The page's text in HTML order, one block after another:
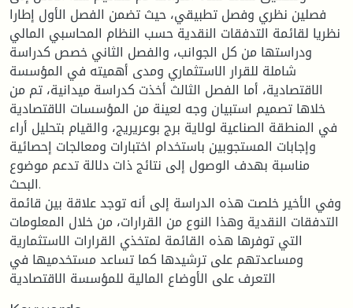
فصلين نظري وفصل تطبيقي، حيث تضمن الفصل الأول إطارا
نظريا لقائمة التدفقات النقدية حسب النظام المحاسبي المالي
ودراستها من كل الجوانب، والفصل الثاني خصص كدراسة
شاملة للقرار الاستثماري ومدى أهميته في المؤسسة
الاقتصادية، أما الفصل الثالث أخذت كدراسة ميدانية، تم من
خلاها تصميم استبيان وجه لعينة من المؤسسات الاقتصادية
في المنطقة الصناعية لولاية برج بوعريريج، والقيام بتحليل أراء
وإجابات المستجوبين باستخدام اختبارات ومعالجات إحصائية
مناسبة بهدف الوصول إلى نتائج ذات دلالة تدعم موضوع
البحث.
وفي الأخير خلصت هذه الدراسة إلى أنه توجد علاقة بين قائمة
التدفقات النقدية وهذا النوع من القرارات، من خلال المعلومات
التي توفرها هذه القائمة لمتخذي القرارات الاستثمارية
ومساعدتهم على ترشيدها كما تساعد مستخدميها في
التعرف على الأوضاع المالية للمؤسسة الاقتصادية